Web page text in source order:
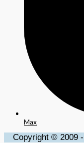
Max
Copyright © 2009